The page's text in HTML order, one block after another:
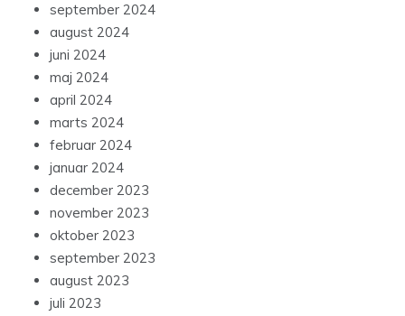
september 2024
august 2024
juni 2024
maj 2024
april 2024
marts 2024
februar 2024
januar 2024
december 2023
november 2023
oktober 2023
september 2023
august 2023
juli 2023